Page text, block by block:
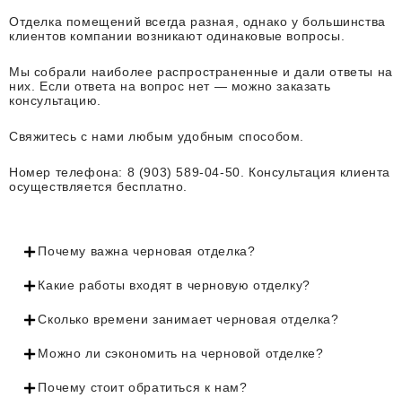
специализированных растворов. В некоторых
случаях, для достижения наилучшего результата,
появление микротрещин на финишных покрытиях.
финишного покрытия – паркета, плитки или
устанавливаются пороги и бордюры для
герметизации и предотвращения проникновения
Финишная подготовка и проверка
коммуникаций проводится контрольная проверка,
включающая осмотр состояния штукатурных и
сантехнического и электрического оборудования, а
Отделка помещений всегда разная, однако у большинства
клиентов компании возникают одинаковые вопросы.
Мы собрали наиболее распространенные и дали ответы на
них. Если ответа на вопрос нет — можно заказать
консультацию.
Свяжитесь с нами любым удобным способом.
Номер телефона: 8 (903) 589-04-50. Консультация клиента
осуществляется бесплатно.
Почему важна черновая отделка?
Какие работы входят в черновую отделку?
Сколько времени занимает черновая отделка?
Можно ли сэкономить на черновой отделке?
Почему стоит обратиться к нам?